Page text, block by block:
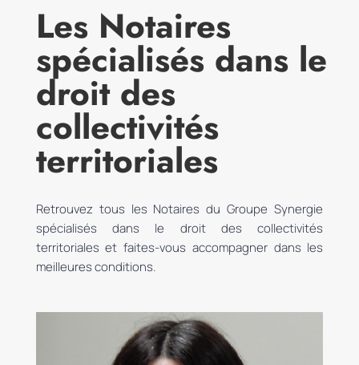
Les Notaires
spécialisés dans le
droit des
collectivités
territoriales
Retrouvez tous les Notaires du Groupe Synergie
spécialisés dans le droit des collectivités
territoriales et faites-vous accompagner dans les
meilleures conditions.